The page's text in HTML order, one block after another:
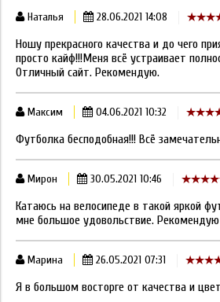
Наталья 28.06.2021 14:08
Ношу прекрасного качества и до чего
просто кайф!!!Меня всё устраивает
Отличный сайт. Рекомендую.
Максим 04.06.2021 10:32
Футболка бесподобная!!! Всё
Мирон 30.05.2021 10:46
Катаюсь на велосипеде в такой яркой
мне большое удовольствие.
Марина 26.05.2021 07:31
Я в большом восторге от качества и